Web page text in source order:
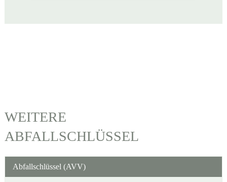
WEITERE
ABFALLSCHLÜSSEL
Abfallschlüssel (AVV)